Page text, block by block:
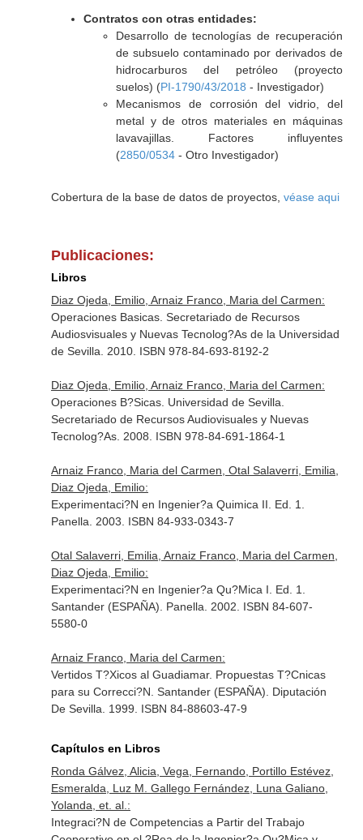
Contratos con otras entidades:
Desarrollo de tecnologías de recuperación
de subsuelo contaminado por derivados de
hidrocarburos del petróleo (proyecto
suelos) (PI-1790/43/2018 - Investigador)
Mecanismos de corrosión del vidrio, del
metal y de otros materiales en máquinas
lavavajillas. Factores influyentes
(2850/0534- Otro Investigador)
Cobertura de la base de datos de proyectos, véase aqui
Publicaciones:
Libros
Diaz Ojeda, Emilio, Arnaiz Franco, Maria del Carmen:
Operaciones Basicas. Secretariado de Recursos
Audiosvisuales y Nuevas Tecnolog?As de la Universidad
de Sevilla. 2010. ISBN 978-84-693-8192-2
Diaz Ojeda, Emilio, Arnaiz Franco, Maria del Carmen:
Operaciones B?Sicas. Universidad de Sevilla.
Secretariado de Recursos Audiovisuales y Nuevas
Tecnolog?As. 2008. ISBN 978-84-691-1864-1
Arnaiz Franco, Maria del Carmen, Otal Salaverri, Emilia,
Diaz Ojeda, Emilio:
Experimentaci?N en Ingenier?a Quimica II. Ed. 1.
Panella. 2003. ISBN 84-933-0343-7
Otal Salaverri, Emilia, Arnaiz Franco, Maria del Carmen,
Diaz Ojeda, Emilio:
Experimentaci?N en Ingenier?a Qu?Mica I. Ed. 1.
Santander (ESPAÑA). Panella. 2002. ISBN 84-607-
5580-0
Arnaiz Franco, Maria del Carmen:
Vertidos T?Xicos al Guadiamar. Propuestas T?Cnicas
para su Correcci?N. Santander (ESPAÑA). Diputación
De Sevilla. 1999. ISBN 84-88603-47-9
Capítulos en Libros
Ronda Gálvez, Alicia, Vega, Fernando, Portillo Estévez,
Esmeralda, Luz M. Gallego Fernández, Luna Galiano,
Yolanda, et. al.:
Integraci?N de Competencias a Partir del Trabajo